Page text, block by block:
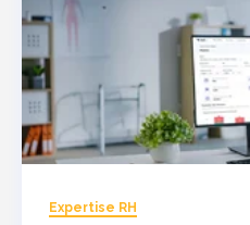
Expertise RH